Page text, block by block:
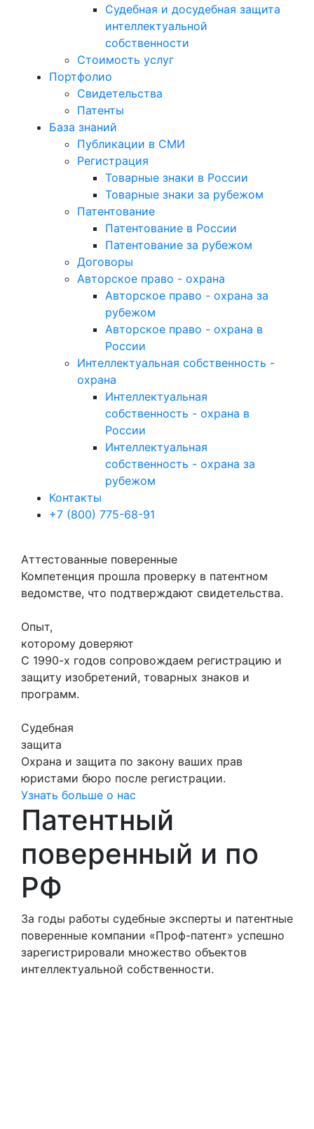
Судебная и досудебная защита
интеллектуальной
собственности
Стоимость услуг
Портфолио
Свидетельства
Патенты
База знаний
Публикации в СМИ
Регистрация
Товарные знаки в России
Товарные знаки за рубежом
Патентование
Патентование в России
Патентование за рубежом
Договоры
Авторское право - охрана
Авторское право - охрана за
рубежом
Авторское право - охрана в
России
Интеллектуальная собственность -
охрана
Интеллектуальная
собственность - охрана в
России
Интеллектуальная
собственность - охрана за
рубежом
Контакты
+7 (800) 775-68-91
Аттестованные поверенные
Компетенция прошла проверку в патентном
ведомстве, что подтверждают свидетельства.
Опыт,
которому доверяют
С 1990-х годов сопровождаем регистрацию и
защиту изобретений, товарных знаков и
программ.
Судебная
защита
Охрана и защита по закону ваших прав
юристами бюро после регистрации.
Узнать больше о нас
Патентный
поверенный и по
РФ
За годы работы судебные эксперты и патентные
поверенные компании «Проф-патент» успешно
зарегистрировали множество объектов
интеллектуальной собственности.